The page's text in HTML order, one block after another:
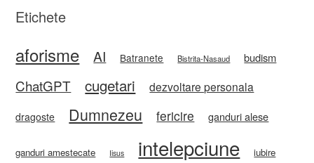
Etichete
aforisme AI Batranete Bistrita-Nasaud budism
ChatGPT cugetari dezvoltare personala
dragoste Dumnezeu fericire ganduri alese
ganduri amestecate Iisus intelepciune iubire